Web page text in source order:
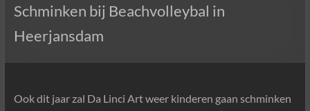
Schminken bij Beachvolleybal in
Heerjansdam
Ook dit jaar zal Da Linci Art weer kinderen gaan schminken